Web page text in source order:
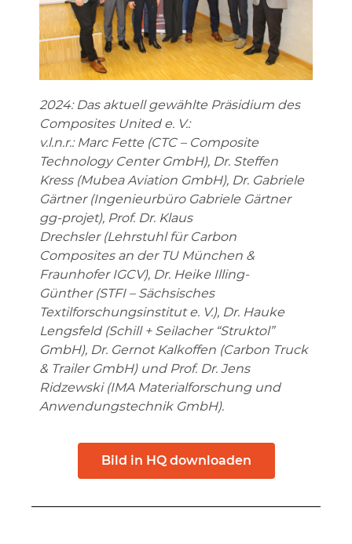
2024: Das aktuell gewählte Präsidium des
Composites United e. V.:
v.l.n.r.: Marc Fette (CTC – Composite
Technology Center GmbH), Dr. Steffen
Kress (Mubea Aviation GmbH), Dr. Gabriele
Gärtner (Ingenieurbüro Gabriele Gärtner
gg-projet), Prof. Dr. Klaus
Drechsler (Lehrstuhl für Carbon
Composites an der TU München &
Fraunhofer IGCV), Dr. Heike Illing-
Günther (STFI – Sächsisches
Textilforschungsinstitut e. V.), Dr. Hauke
Lengsfeld (Schill + Seilacher “Struktol”
GmbH), Dr. Gernot Kalkoffen (Carbon Truck
& Trailer GmbH) und Prof. Dr. Jens
Ridzewski (IMA Materialforschung und
Anwendungstechnik GmbH).
Bild in HQ downloaden